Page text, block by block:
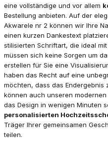
eine vollständige und vor allem
Bestellung anbieten. Auf der
Akwarele nr 2 können wir Ihre
einen kurzen Dankestext
stilisierten Schriftart, die ideal
müssen sich keine Sorgen um
erstellen für Sie eine
haben das Recht auf eine
möchten, dass das Endergebnis
können auch unseren modernen
das Design in wenigen Minuten
personalisierten
Träger Ihrer gemeinsamen
teilen.